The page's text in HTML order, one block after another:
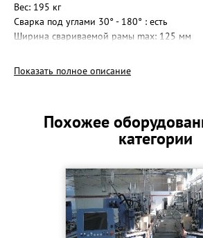
Вес: 195 кг
Сварка под углами 30° - 180° : есть
Ширина свариваемой рамы max: 125 мм
Опора для профиля: есть
Напряжение питания: 220 В
Показать полное описание
Похожее
категории